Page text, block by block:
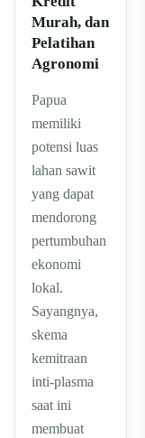
Murah, dan
Pelatihan
Agronomi
Papua
memiliki
potensi luas
lahan sawit
yang dapat
mendorong
pertumbuhan
ekonomi
lokal.
Sayangnya,
skema
kemitraan
inti-plasma
saat ini
membuat